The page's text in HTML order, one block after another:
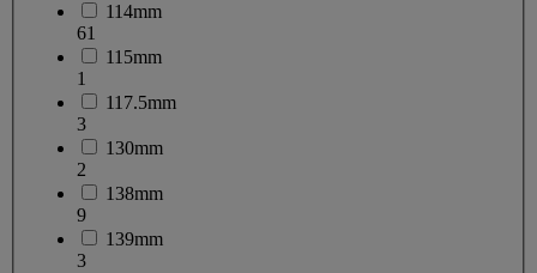
114mm
61
115mm
1
117.5mm
3
130mm
2
138mm
9
139mm
3